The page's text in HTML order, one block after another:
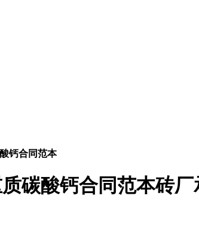
钙合同范本
碳酸钙合同范本砖